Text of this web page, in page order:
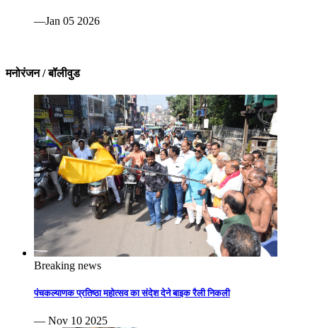
—Jan 05 2026
मनोरंजन / बॉलीवुड
Breaking news
पंचकल्याणक प्रतिष्ठा महोत्सव का संदेश देने बाइक रैली निकली
— Nov 10 2025